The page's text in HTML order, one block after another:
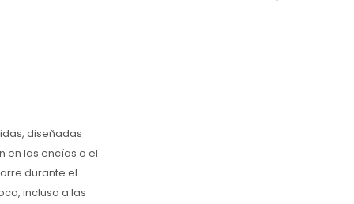
diseñadas
en las encías o el
durante el
incluso a las